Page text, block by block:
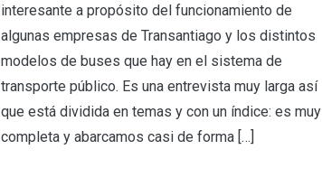
interesante a propósito del funcionamiento de
algunas empresas de Transantiago y los distintos
modelos de buses que hay en el sistema de
transporte público. Es una entrevista muy larga así
que está dividida en temas y con un índice: es muy
completa y abarcamos casi de forma […]